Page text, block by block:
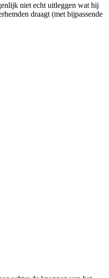
niet echt uitleggen wat hij
draagt (met bijpassende